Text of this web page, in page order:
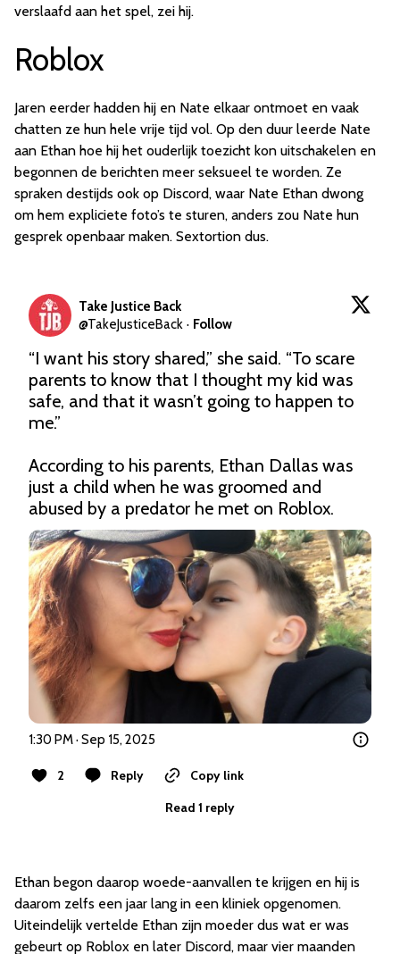
verslaafd aan het spel, zei hij.
Roblox
Jaren eerder hadden hij en Nate elkaar ontmoet en vaak
chatten ze hun hele vrije tijd vol. Op den duur leerde Nate
aan Ethan hoe hij het ouderlijk toezicht kon uitschakelen en
begonnen de berichten meer seksueel te worden. Ze
spraken destijds ook op Discord, waar Nate Ethan dwong
om hem expliciete foto’s te sturen, anders zou Nate hun
gesprek openbaar maken. Sextortion dus.
Take Justice Back
@TakeJusticeBack · Follow
“I want his story shared,” she said. “To scare
parents to know that I thought my kid was
safe, and that it wasn’t going to happen to
me.”
According to his parents, Ethan Dallas was
just a child when he was groomed and
abused by a predator he met on Roblox.
1:30 PM · Sep 15, 2025
2 Reply
Copy link
Read 1 reply
Ethan begon daarop woede-aanvallen te krijgen en hij is
daarom zelfs een jaar lang in een kliniek opgenomen.
Uiteindelijk vertelde Ethan zijn moeder dus wat er was
gebeurt op Roblox en later Discord, maar vier maanden